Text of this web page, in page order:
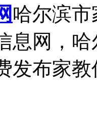
哈尔滨
息网，
发布家